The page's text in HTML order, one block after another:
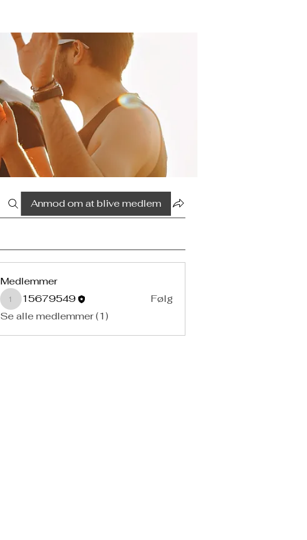
Anmod om at blive medlem
Medlemmer
15679549
15679549
Følg
Se alle medlemmer (1)